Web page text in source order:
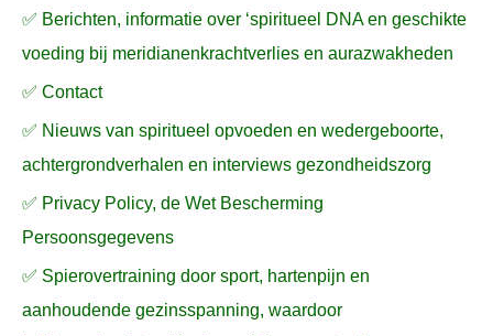
✅ Berichten, informatie over ‘spiritueel DNA en geschikte
voeding bij meridianenkrachtverlies en aurazwakheden
✅ Contact
✅ Nieuws van spiritueel opvoeden en wedergeboorte,
achtergrondverhalen en interviews gezondheidszorg
✅ Privacy Policy, de Wet Bescherming
Persoonsgegevens
✅ Spierovertraining door sport, hartenpijn en
aanhoudende gezinsspanning, waardoor